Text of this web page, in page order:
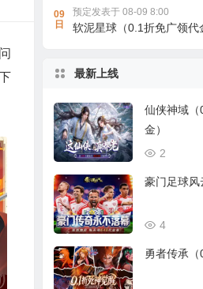
09
日
预定发表于 08-09 8:00
软泥星球（0.1折免广领代
最新上线
仙侠神域
金）
2
豪门足球风
4
勇者传承（